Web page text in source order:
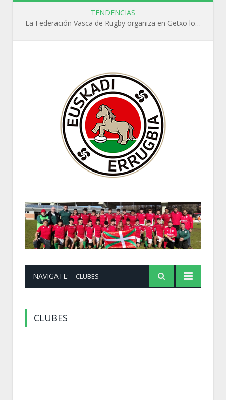
TENDENCIAS
La Federación Vasca de Rugby organiza en Getxo los cursos WR L1, WR L2 y N1 durante el mes de septiembre
NAVIGATE: CLUBES
CLUBES